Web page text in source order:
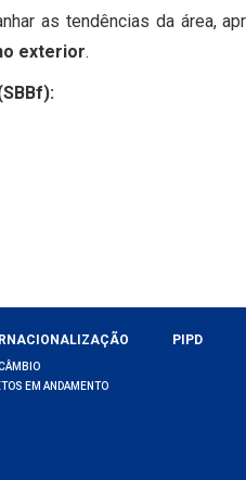
as tendências da área,
exterior.
EM ANDAMENTO
PIPD